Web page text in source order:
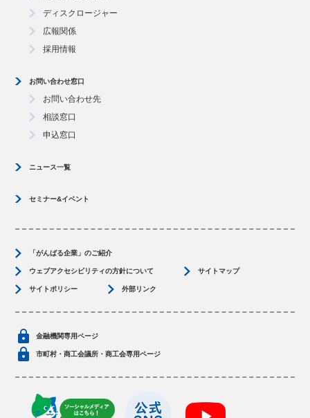
ディスクロージャー
広報関係
採用情報
お問い合わせ窓口
お問い合わせ先
相談窓口
申込窓口
ニュース一覧
セミナー&イベント
「がんばる企業」のご紹介
ウェブアクセシビリティの方針について サイトマップ
サイトポリシー 外部リンク
金融機関専用ページ
市町村・商工会議所・商工会専用ページ